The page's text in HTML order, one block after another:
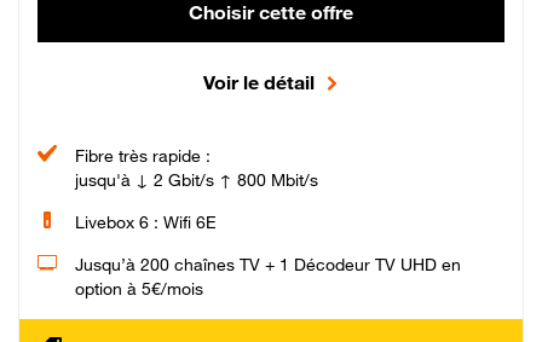
Choisir cette offre
Voir le détail
Fibre très rapide :
jusqu'à ↓ 2 Gbit/s ↑ 800 Mbit/s
Livebox 6 : Wifi 6E
Jusqu’à 200 chaînes TV + 1 Décodeur TV UHD en
option à 5€/mois